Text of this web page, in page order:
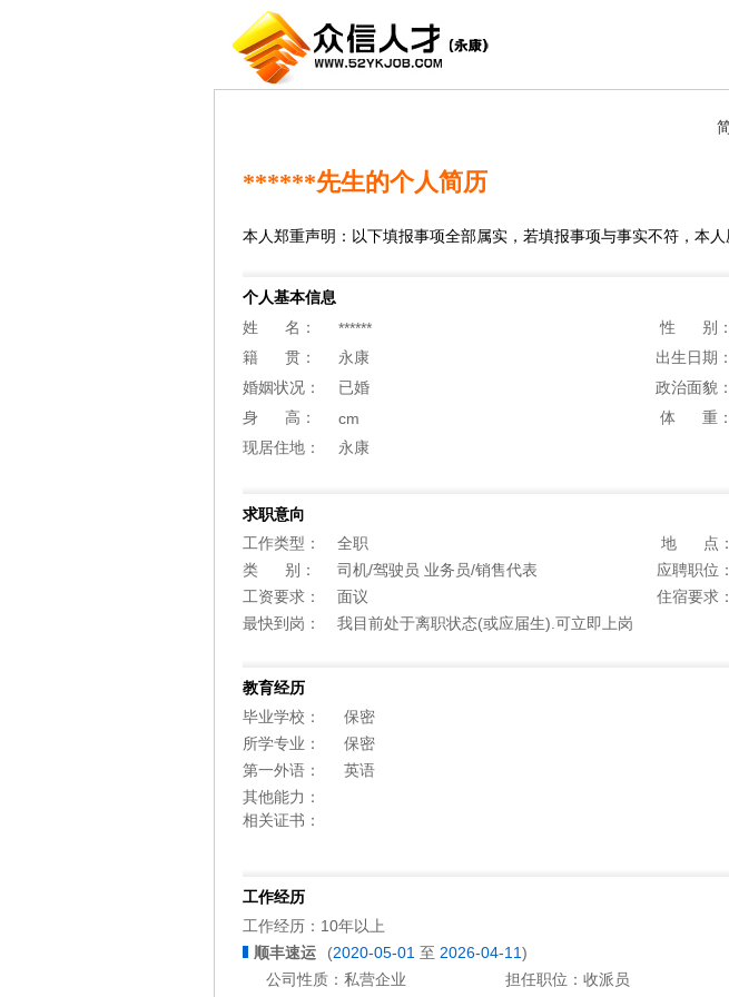
******先生的个人简历
本人郑重声明：以下填报事项全部属实，若填报事项与事实不符，本人
个人基本信息
姓 名：
****** 性 别：
籍 贯：
永康 出生日期：
婚姻状况：
已婚 政治面貌：
身 高：
cm 体 重：
现居住地：
永康
求职意向
工作类型：
全职 地 点：
类 别：
司机/驾驶员 业务员/销售代表 应聘职位：
工资要求：
面议 住宿要求：
最快到岗：
我目前处于离职状态(或应届生).可立即上岗
教育经历
毕业学校：
保密
所学专业：
保密
第一外语：
英语
其他能力：
相关证书：
工作经历
工作经历：10年以上
顺丰速运
(2020-05-01 至 2026-04-11)
公司性质： 私营企业 担任职位： 收派员